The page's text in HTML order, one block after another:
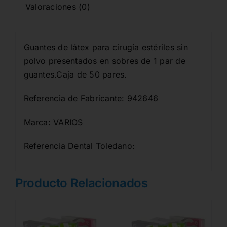
Valoraciones (0)
Guantes de látex para cirugía estériles sin
polvo presentados en sobres de 1 par de
guantes.Caja de 50 pares.
Referencia de Fabricante: 942646
Marca: VARIOS
Referencia Dental Toledano:
Producto Relacionados